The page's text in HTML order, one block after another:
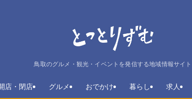
鳥取のグルメ・観光・イベントを発信する地域情報サイト
店・閉店 グルメ おでかけ 暮らし 求人